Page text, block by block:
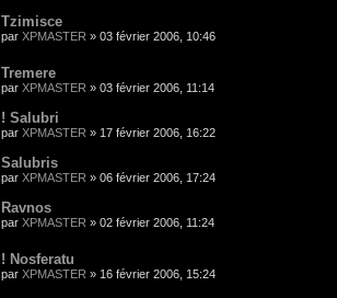
Tzimisce
par XPMASTER » 03 février 2006, 10:46
Tremere
par XPMASTER » 03 février 2006, 11:14
! Salubri
par XPMASTER » 17 février 2006, 16:22
Salubris
par XPMASTER » 06 février 2006, 17:24
Ravnos
par XPMASTER » 02 février 2006, 11:24
! Nosferatu
par XPMASTER » 16 février 2006, 15:24